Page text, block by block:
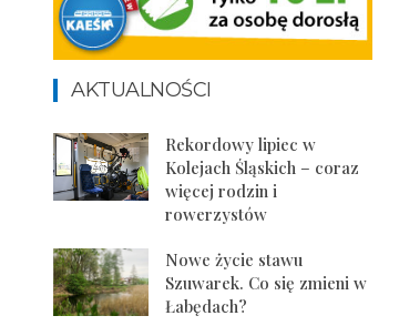
AKTUALNOŚCI
Rekordowy lipiec w
Kolejach Śląskich – coraz
więcej rodzin i
rowerzystów
Nowe życie stawu
Szuwarek. Co się zmieni w
Łabędach?